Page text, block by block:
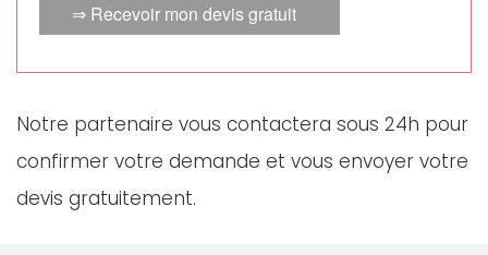
⇒ Recevoir mon devis gratuit
Notre partenaire vous contactera sous 24h pour
confirmer votre demande et vous envoyer votre
devis gratuitement.